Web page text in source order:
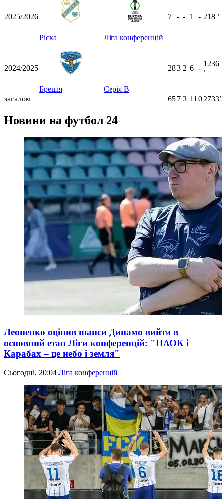
2025/2026
Рієка Ліга конференцій
7 - - 1 - 218 ʼ
2024/2025
Брешія Серія B
283 2 6 -
1236
ʼ
загалом 657 3 11 02733ʼ
Новини на футбол 24
Леоненко оцінив шанси Динамо вийти в
основний етап Ліги конференцій: "ПАОК і
Карабах – це небо і земля"
Сьогодні, 20:04 Ліга конференцій